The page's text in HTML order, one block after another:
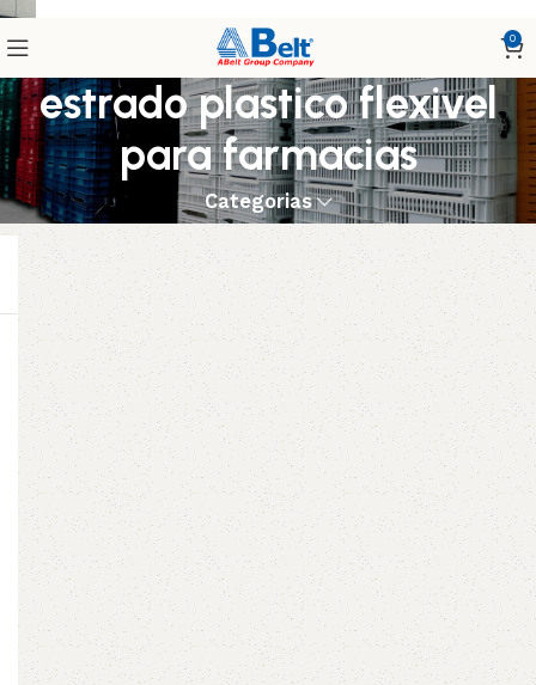
0
estrado plastico flexivel
para farmacias
Categorias